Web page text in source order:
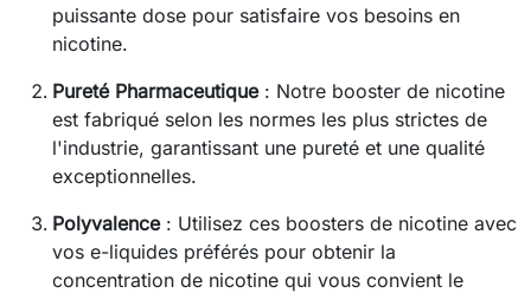
puissante dose pour satisfaire vos besoins en
nicotine.
Pureté Pharmaceutique: Notre booster de nicotine
est fabriqué selon les normes les plus strictes de
l'industrie, garantissant une pureté et une qualité
exceptionnelles.
Polyvalence: Utilisez ces boosters de nicotine avec
vos e-liquides préférés pour obtenir la
concentration de nicotine qui vous convient le